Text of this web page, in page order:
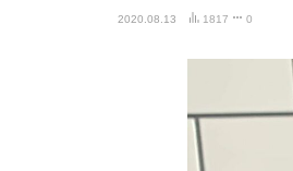
2020.08.13 1817 0